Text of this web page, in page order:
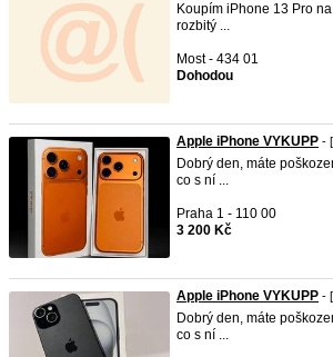
Koupím iPhone 13 Pro
rozbitý ...
Most - 434 01
Dohodou
Apple iPhone VYKUPP -
Dobrý den, máte
co s ní ...
Praha 1 - 110 00
3 200 Kč
Apple iPhone VYKUPP -
Dobrý den, máte
co s ní ...